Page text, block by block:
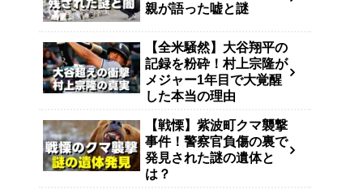
親が語った嘘と謎
【全米騒然】大谷翔平の
記録を粉砕！村上宗隆が
メジャー1年目で大覚醒
した本当の理由
【戦慄】紫波町クマ襲撃
事件！警察官負傷の裏で
発見された謎の遺体と
は？